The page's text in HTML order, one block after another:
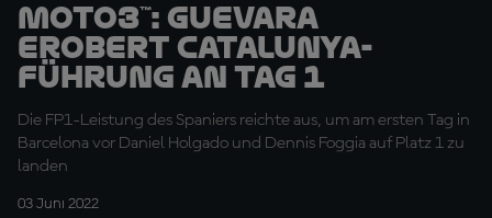
Moto3™: Guevara
erobert Catalunya-
Führung an Tag 1
Die FP1-Leistung des Spaniers reichte aus, um am ersten Tag in
Barcelona vor Daniel Holgado und Dennis Foggia auf Platz 1 zu
landen
03 Juni 2022